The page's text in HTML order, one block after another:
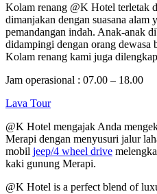
Kolam renang @K Hotel terletak
dimanjakan dengan suasana alam
pemandangan indah. Anak-anak
didampingi dengan orang dewasa
Kolam renang kami juga
Jam operasional : 07.00 – 18.00
Lava Tour
@K Hotel mengajak Anda
Merapi dengan menyusuri jalur
mobil jeep/4 wheel drive
kaki gunung Merapi.
@K Hotel is a perfect blend of